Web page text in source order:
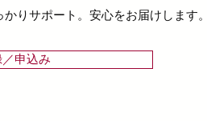
りサポート。安心をお届けします。
申込み